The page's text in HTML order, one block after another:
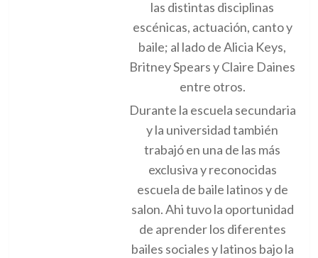
las distintas disciplinas
escénicas, actuación, canto y
baile; al lado de Alicia Keys,
Britney Spears y Claire Daines
entre otros.
Durante la escuela secundaria
y la universidad también
trabajó en una de las más
exclusiva y reconocidas
escuela de baile latinos y de
salon. Ahi tuvo la oportunidad
de aprender los diferentes
bailes sociales y latinos bajo la